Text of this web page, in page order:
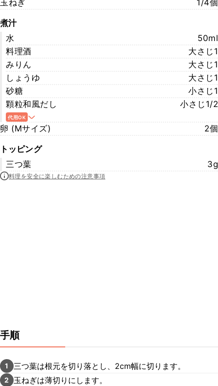
玉ねぎ
1/4個
煮汁
水
50ml
料理酒
大さじ1
みりん
大さじ1
しょうゆ
大さじ1
砂糖
小さじ1
顆粒和風だし
小さじ1/2
代用OK
卵 (Mサイズ) 2個
トッピング
三つ葉
3g
料理を安全に楽しむための注意事項
手順
1 三つ葉は根元を切り落とし、2cm幅に切ります。
2 玉ねぎは薄切りにします。